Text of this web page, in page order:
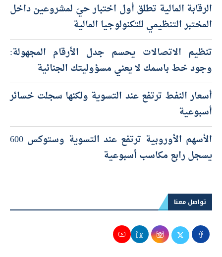
الرقابة المالية تطلق أول اختبار حيّ لمشروعين داخل
المختبر التنظيمي للتكنولوجيا المالية
تنظيم الاتصالات يحسم جدل الأرقام المجهولة:
وجود خط باسمك لا يعني مسؤوليتك الجنائية
أسعار النفط ترتفع عند التسوية ولكنها سجلت خسائر
أسبوعية
الأسهم الأوروبية ترتفع عند التسوية وستوكس 600
يسجل رابع مكاسب أسبوعية
تواصل معنا